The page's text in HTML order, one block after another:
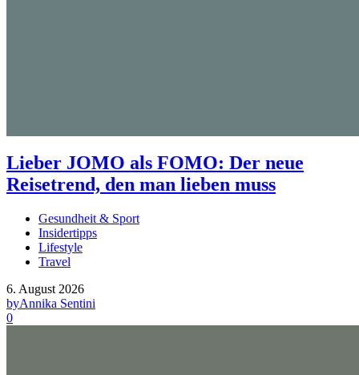
Lieber JOMO als FOMO: Der neue
Reisetrend, den man lieben muss
Gesundheit & Sport
Insidertipps
Lifestyle
Travel
6. August 2026
byAnnika Sentini
0